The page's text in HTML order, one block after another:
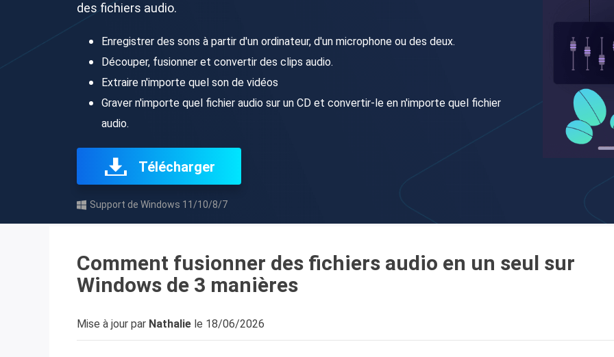
EaseUS
des fichiers audio.
Enregistrer des sons à partir d'un ordinateur, d'un microphone ou des deux.
Découper, fusionner et convertir des clips audio.
Extraire n'importe quel son de vidéos
Graver n'importe quel fichier audio sur un CD et convertir-le en n'importe quel fichier
audio.
Télécharger
Support de Windows 11/10/8/7
Comment fusionner des fichiers audio en un seul sur
Windows de 3 manières
Mise à jour par Nathalie le 18/06/2026